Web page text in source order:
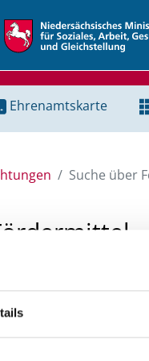
Ehrenamtskarte
Suche über
recherchieren. Bei